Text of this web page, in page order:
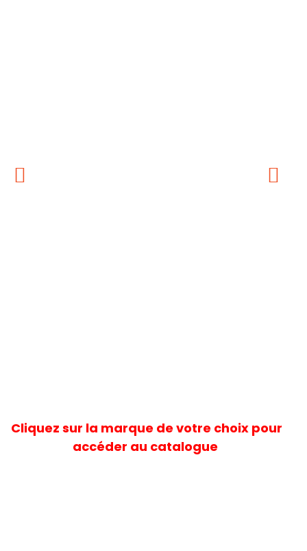
Cliquez sur la marque de votre choix pour
accéder au catalogue